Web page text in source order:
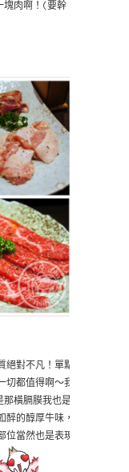
塊肉啊！(要幹
絕對不凡！單點
切都值得啊～我
那橫膈膜我也是
醉的醇厚牛味，
位當然也是表現